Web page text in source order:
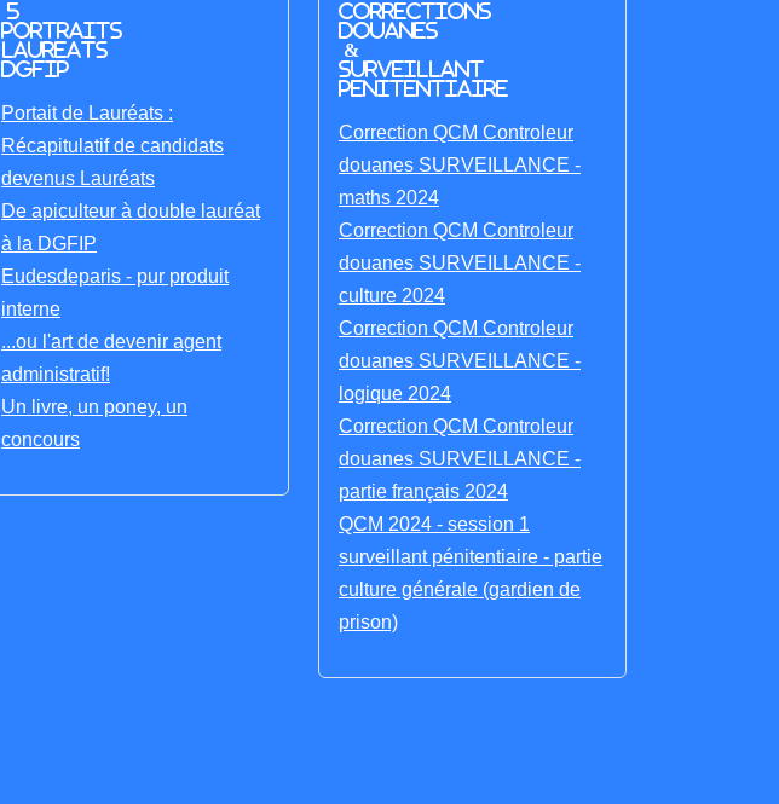
5
portraits
laureats
DGFIP
Portait de Lauréats :
Récapitulatif de candidats
devenus Lauréats
De apiculteur à double lauréat
à la DGFIP
Eudesdeparis - pur produit
interne
...ou l'art de devenir agent
administratif!
Un livre, un poney, un
concours
Corrections
Douanes
&
Surveillant
penitentiaire
Correction QCM Controleur
douanes SURVEILLANCE -
maths 2024
Correction QCM Controleur
douanes SURVEILLANCE -
culture 2024
Correction QCM Controleur
douanes SURVEILLANCE -
logique 2024
Correction QCM Controleur
douanes SURVEILLANCE -
partie français 2024
QCM 2024 - session 1
surveillant pénitentiaire - partie
culture générale (gardien de
prison)